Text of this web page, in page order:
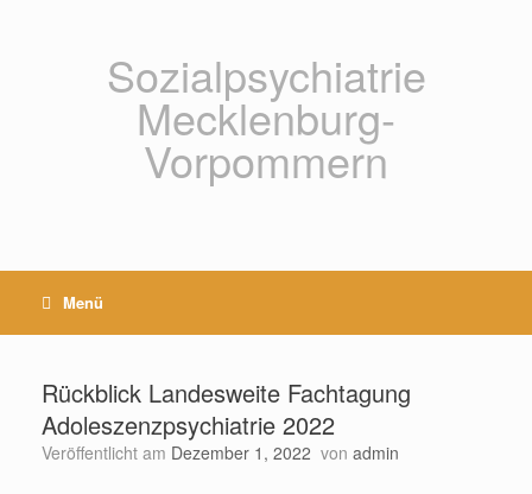
Sozialpsychiatrie
Mecklenburg-
Vorpommern
Menü
Rückblick Landesweite Fachtagung
Adoleszenzpsychiatrie 2022
Veröffentlicht am Dezember 1, 2022 von admin